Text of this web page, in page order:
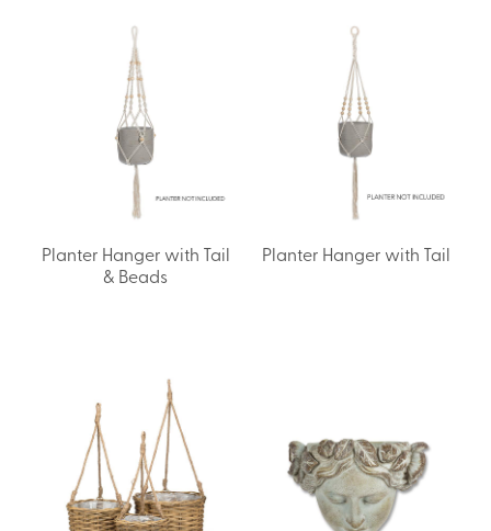
Planter Hanger with Tail
& Beads
Planter Hanger with Tail